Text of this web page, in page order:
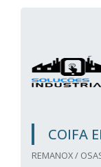
COIFA
REMANOX /